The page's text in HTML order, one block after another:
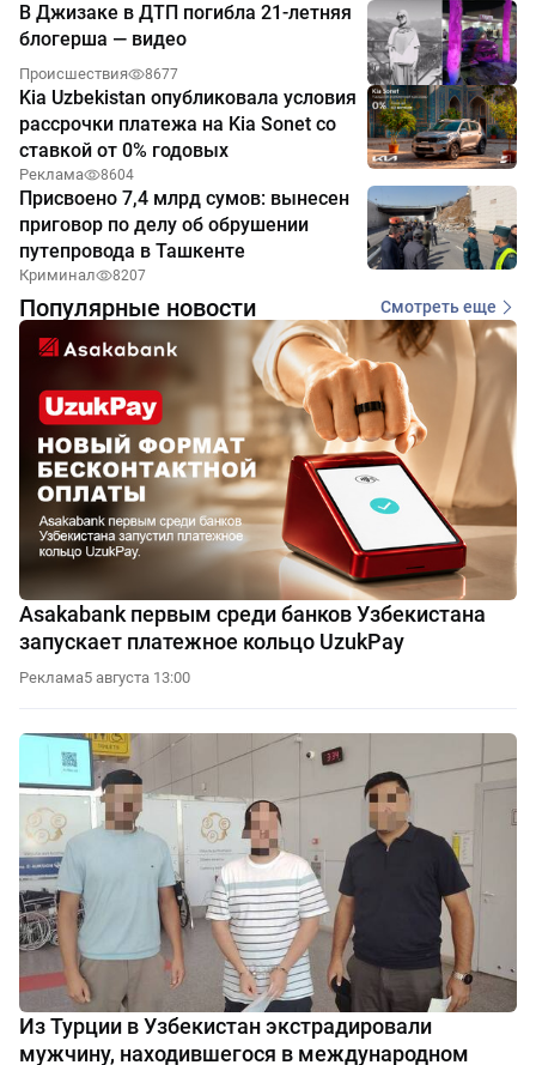
В Джизаке в ДТП погибла 21-летняя
блогерша — видео
Происшествия 8677
Kia Uzbekistan опубликовала условия
рассрочки платежа на Kia Sonet со
ставкой от 0% годовых
Реклама 8604
Присвоено 7,4 млрд сумов: вынесен
приговор по делу об обрушении
путепровода в Ташкенте
Криминал 8207
Популярные новости Смотреть еще
Asakabank первым среди банков Узбекистана
запускает платежное кольцо UzukPay
Реклама5 августа 13:00
Из Турции в Узбекистан экстрадировали
мужчину, находившегося в международном